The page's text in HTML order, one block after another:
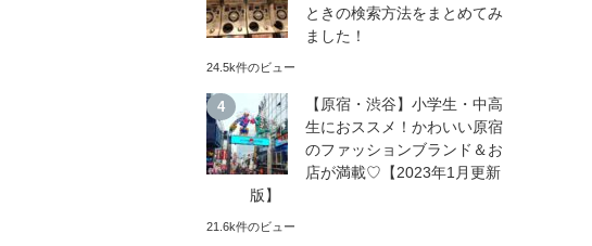
ときの検索方法をまとめてみ
ました！
24.5k件のビュー
【原宿・渋谷】小学生・中高
生におススメ！かわいい原宿
のファッションブランド＆お
店が満載♡【2023年1月更新
版】
21.6k件のビュー